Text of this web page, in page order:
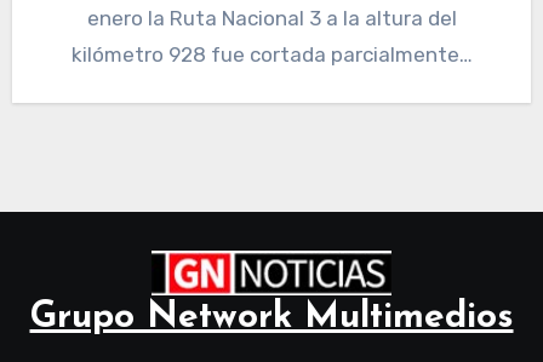
enero la Ruta Nacional 3 a la altura del
kilómetro 928 fue cortada parcialmente…
Grupo Network Multimedios